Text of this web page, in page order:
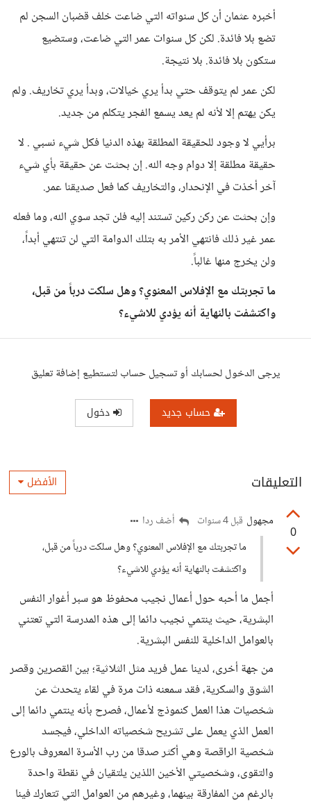
أخبره عثمان أن كل سنواته التي ضاعت خلف قضبان السجن لم
تضع بلا فائدة. لكن كل سنوات عمر التي ضاعت، وستضيع
ستكون بلا فائدة. بلا نتيجة.
لكن عمر لم يتوقف حتي بدأ يري خيالات، وبدأ يري تخاريف. ولم
يكن يهتم إلا لأنه لم يعد يسمع الفجر يتكلم من جديد.
برأيي لا وجود للحقيقة المطلقة بهذه الدنيا فكل شيء نسبي . لا
حقيقة مطلقة إلا دوام وجه الله. إن بحثت عن حقيقة بأي شيء
آخر أخذت في الإنحدار، والتخاريف كما فعل صديقنا عمر.
وإن بحثت عن ركن ركين تستند إليه فلن تجد سوي الله، وما فعله
عمر غير ذلك فانتهي الأمر به بتلك الدوامة التي لن تنتهي أبداً،
ولن يخرج منها غالباً.
ما تجربتك مع الإفلاس المعنوي؟ وهل سلكت درباً من قبل،
واكتشفت بالنهاية أنه يؤدي للاشيء؟
يرجى الدخول لحسابك أو تسجيل حساب لتستطيع إضافة تعليق
حساب جديد دخول
التعليقات الأفضل
0
مجهول قبل 4 سنوات
أضف ردا
ما تجربتك مع الإفلاس المعنوي؟ وهل سلكت درباً من قبل،
واكتشفت بالنهاية أنه يؤدي للاشيء؟
أجمل ما أحبه حول أعمال نجيب محفوظ هو سبر أغوار النفس
البشرية، حيث ينتمي نجيب دائما إلى هذه المدرسة التي تعتني
بالعوامل الداخلية للنفس البشرية.
من جهة أخرى، لدينا عمل فريد مثل الثلاثية؛ بين القصرين وقصر
الشوق والسكرية، فقد سمعنه ذات مرة في لقاء يتحدث عن
شخصيات هذا العمل كنموذج لأعمال، فصرح بأنه ينتمي دائما إلى
العمل الذي يعمل على تشريح شخصياته الداخلي، فيجسد
شخصية الراقصة وهي أكثر صدقا من رب الأسرة المعروف بالورع
والتقوى، وشخصيتي الأخين اللذين يلتقيان في نقطة واحدة
بالرغم من المفارقة بينهما، وغيرهم من العوامل التي تتعارك فينا